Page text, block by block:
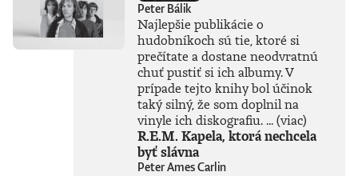
Peter Bálik
Najlepšie publikácie o
hudobníkoch sú tie, ktoré si
prečítate a dostane neodvratnú
chuť pustiť si ich albumy. V
prípade tejto knihy bol účinok
taký silný, že som doplnil na
vinyle ich diskografiu. ...(viac)
R.E.M. Kapela, ktorá nechcela
byť slávna
Peter Ames Carlin